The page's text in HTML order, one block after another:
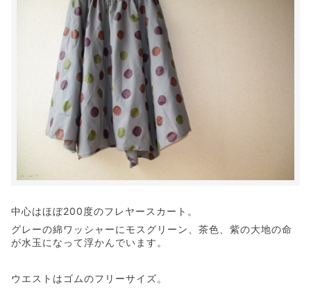
中心はほぼ200度のフレヤースカート。
グレーの綿ワッシャーにモスグリーン、茶色、紫の大地の命
が水玉になって浮かんでいます。
ウエストはゴムのフリーサイズ。